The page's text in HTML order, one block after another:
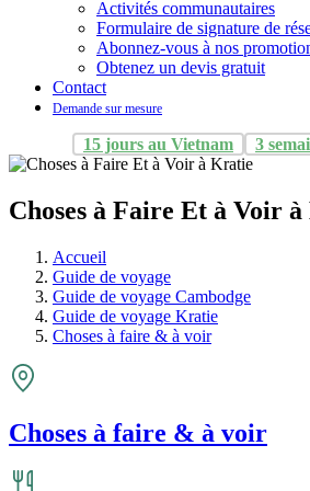
Activités communautaires
Formulaire de signature de
Abonnez-vous à nos
Obtenez un devis gratuit
Contact
Demande sur mesure
15 jours au Vietnam 3
Choses à Faire Et à Voir
Accueil
Guide de voyage
Guide de voyage Cambodge
Guide de voyage Kratie
Choses à faire & à voir
Choses à faire & à voir